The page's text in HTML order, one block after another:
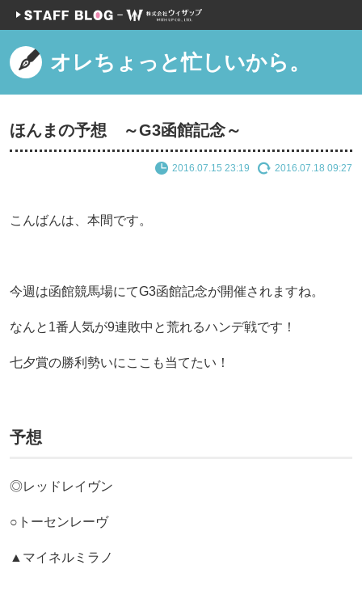
オレちょっと忙しいから。
ほんまの予想 ～G3函館記念～
2016.07.15 23:19 2016.07.18 09:27
こんばんは、本間です。
今週は函館競馬場にてG3函館記念が開催されますね。
なんと1番人気が9連敗中と荒れるハンデ戦です！
七夕賞の勝利勢いにここも当てたい！
予想
◎レッドレイヴン
○トーセンレーヴ
▲マイネルミラノ